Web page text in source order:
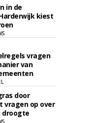
in de
kiest
vragen
van
door
vragen op over
droogte